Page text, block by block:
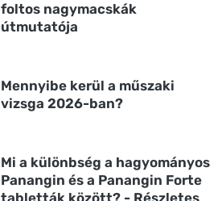
foltos nagymacskák
útmutatója
Mennyibe kerül a műszaki
vizsga 2026-ban?
Mi a különbség a hagyományos
Panangin és a Panangin Forte
tabletták között? - Részletes